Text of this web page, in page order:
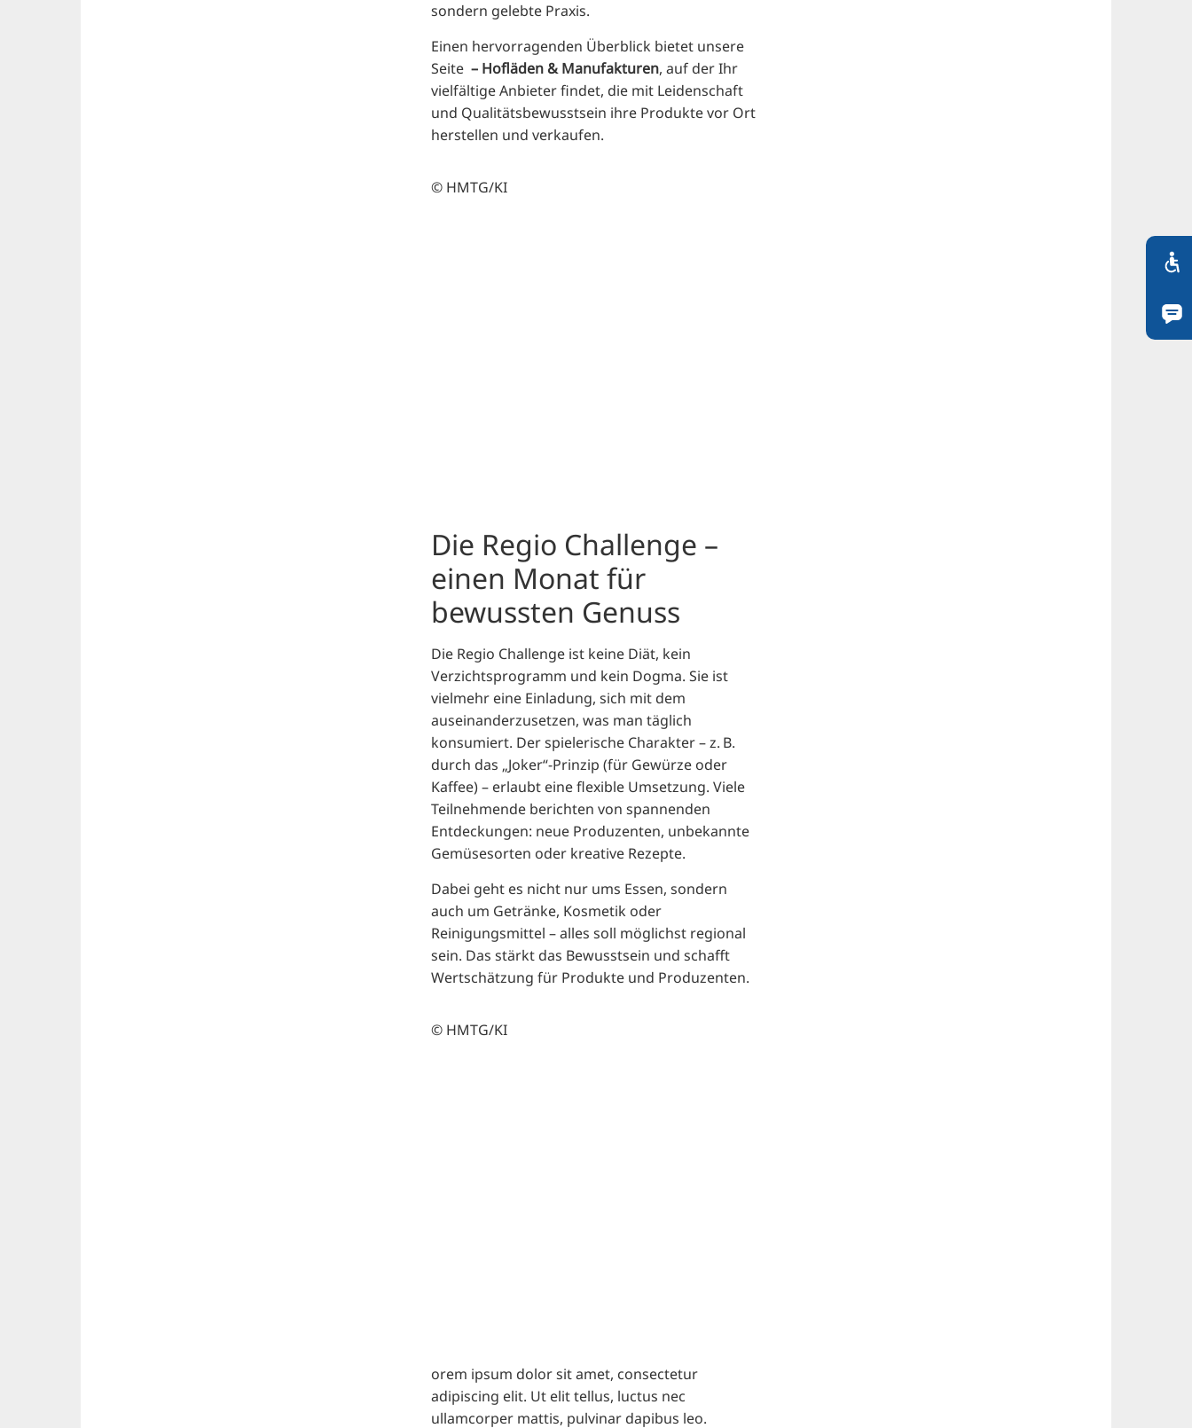
sondern gelebte Praxis.
Einen hervorragenden Überblick bietet unsere
Seite – Hofläden & Manufakturen, auf der Ihr
vielfältige Anbieter findet, die mit Leidenschaft
und Qualitätsbewusstsein ihre Produkte vor Ort
herstellen und verkaufen.
© HMTG/KI
Die Regio Challenge –
einen Monat für
bewussten Genuss
Die Regio Challenge ist keine Diät, kein
Verzichtsprogramm und kein Dogma. Sie ist
vielmehr eine Einladung, sich mit dem
auseinanderzusetzen, was man täglich
konsumiert. Der spielerische Charakter – z. B.
durch das „Joker“-Prinzip (für Gewürze oder
Kaffee) – erlaubt eine flexible Umsetzung. Viele
Teilnehmende berichten von spannenden
Entdeckungen: neue Produzenten, unbekannte
Gemüsesorten oder kreative Rezepte.
Dabei geht es nicht nur ums Essen, sondern
auch um Getränke, Kosmetik oder
Reinigungsmittel – alles soll möglichst regional
sein. Das stärkt das Bewusstsein und schafft
Wertschätzung für Produkte und Produzenten.
© HMTG/KI
orem ipsum dolor sit amet, consectetur
adipiscing elit. Ut elit tellus, luctus nec
ullamcorper mattis, pulvinar dapibus leo.